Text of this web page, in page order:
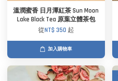
溫潤蜜香 日月潭紅茶 Sun Moon
Lake Black Tea 原葉立體茶包
從NT$ 350 起
加入購物車